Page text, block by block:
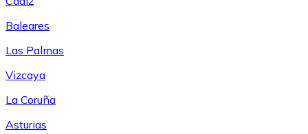
Baleares
Las Palmas
Vizcaya
La Coruña
Asturias